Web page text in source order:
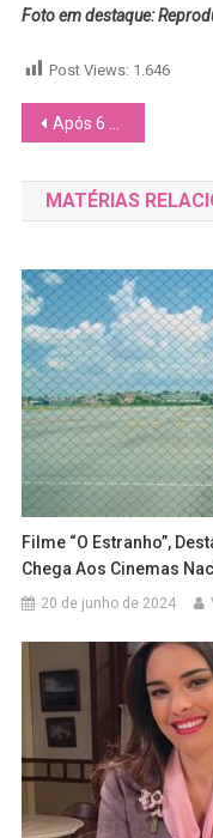
Foto em destaque:
Post Views: 1.646
Navegação
de
Post
Após 6 décadas na TV do Reino Unido, a novela “Coronation Street” aborda novo relacionamento entre mulheres
MATÉRIAS
Filme “O Estranho”,
Chega Aos Cinemas
20 de junho de 2024